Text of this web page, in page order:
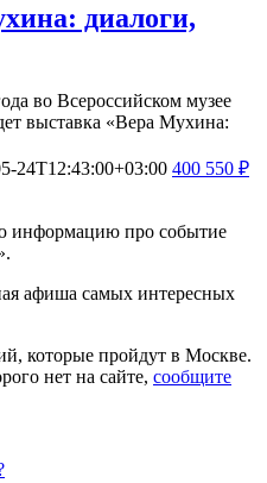
диалоги,
во Всероссийском музее
выставка «Вера Мухина:
24T12:43:00+03:00 400 550 ₽
информацию про событие
афиша самых интересных
которые пройдут в Москве.
нет на сайте, сообщите